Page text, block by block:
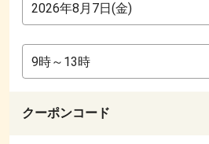
2026年8月7日(金)
9時～13時
クーポンコード